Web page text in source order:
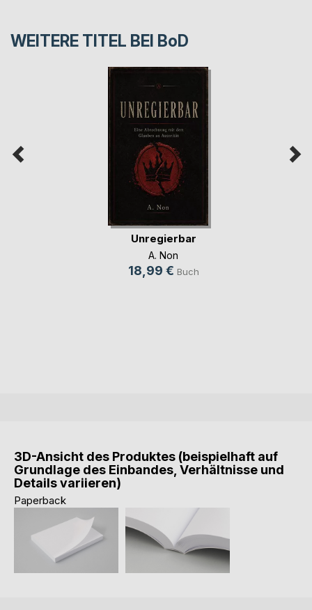
WEITERE TITEL BEI BoD
Unregierbar
A. Non
18,99 € Buch
3D-Ansicht des Produktes (beispielhaft auf
Grundlage des Einbandes, Verhältnisse und
Details variieren)
Paperback